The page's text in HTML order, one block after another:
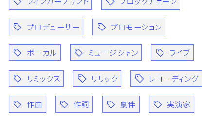
プロデューサー プロモーション
ボーカル ミュージシャン ライブ
リミックス リリック レコーディング
作曲 作詞 劇伴 実演家